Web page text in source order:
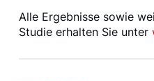
Alle Ergebnisse sowie
Studie erhalten Sie unter